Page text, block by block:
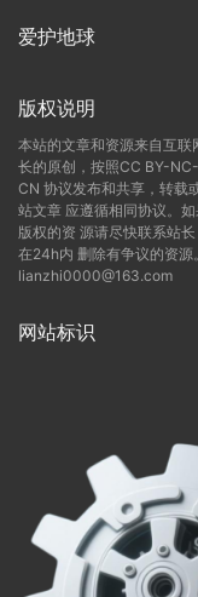
爱护地球
版权说明
本站的文章和资源来自互联
长的原创，按照CC BY-
CN 协议发布和共享，转载
站文章 应遵循相同协议。
版权的资 源请尽快联系站
在24h内 删除有争议的资源
lianzhi0000@163.com
网站标识